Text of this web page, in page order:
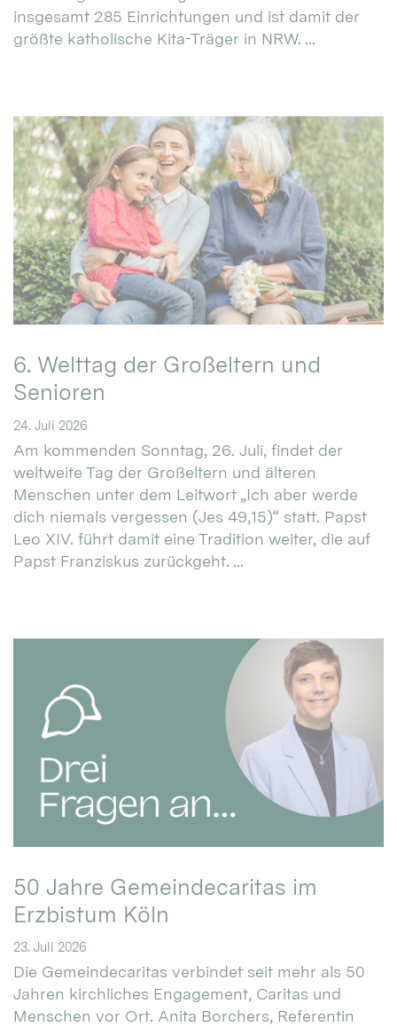
insgesamt 285 Einrichtungen und ist damit der
größte katholische Kita-Träger in NRW. ...
6. Welttag der Großeltern und
Senioren
24. Juli 2026
Am kommenden Sonntag, 26. Juli, findet der
weltweite Tag der Großeltern und älteren
Menschen unter dem Leitwort „Ich aber werde
dich niemals vergessen (Jes 49,15)“ statt. Papst
Leo XIV. führt damit eine Tradition weiter, die auf
Papst Franziskus zurückgeht. ...
50 Jahre Gemeindecaritas im
Erzbistum Köln
23. Juli 2026
Die Gemeindecaritas verbindet seit mehr als 50
Jahren kirchliches Engagement, Caritas und
Menschen vor Ort. Anita Borchers, Referentin